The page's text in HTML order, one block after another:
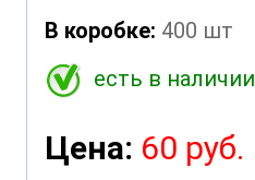
В коробке: 400 шт
есть в наличии
Цена: 60 руб.